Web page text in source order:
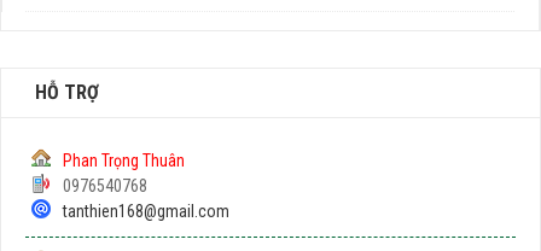
HỖ TRỢ
Phan Trọng Thuân
0976540768
tanthien168@gmail.com